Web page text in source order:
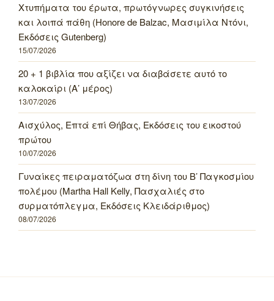
Χτυπήματα του έρωτα, πρωτόγνωρες συγκινήσεις
και λοιπά πάθη (Honore de Balzac, Μασιμίλα Ντόνι,
Εκδόσεις Gutenberg)
15/07/2026
20 + 1 βιβλία που αξίζει να διαβάσετε αυτό το
καλοκαίρι (Α’ μέρος)
13/07/2026
Αισχύλος, Επτά επί Θήβας, Εκδόσεις του εικοστού
πρώτου
10/07/2026
Γυναίκες πειραματόζωα στη δίνη του Β’ Παγκοσμίου
πολέμου (Martha Hall Kelly, Πασχαλιές στο
συρματόπλεγμα, Εκδόσεις Κλειδάριθμος)
08/07/2026